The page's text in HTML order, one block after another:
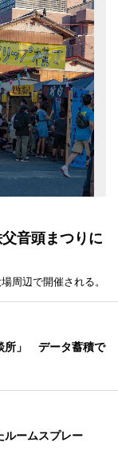
音頭まつりに
周辺で開催される。
所」 データ蓄積で
ルームスプレー